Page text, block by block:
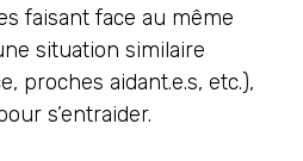
faisant face au même
situation similaire
proches aidant.e.s, etc.),
s’entraider.